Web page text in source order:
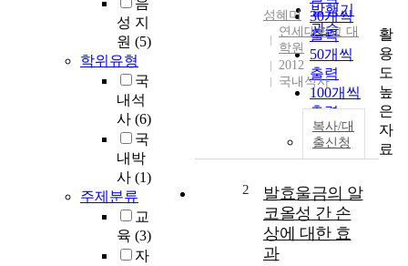
음
성 지
원 (5)
학위유형
국
내석
사 (6)
국
내박
사 (1)
주제분류
교
육 (3)
자
발행기
관순
30개씩
출력
50개씩
출력
100개씩
출력
성혜미
연세대학교 대
학원
2012
국내석사
복사/대
출신청
2
발효울금의 알
코올성 간 손
상에 대한 효
과
활
용
도
높
은
자
료